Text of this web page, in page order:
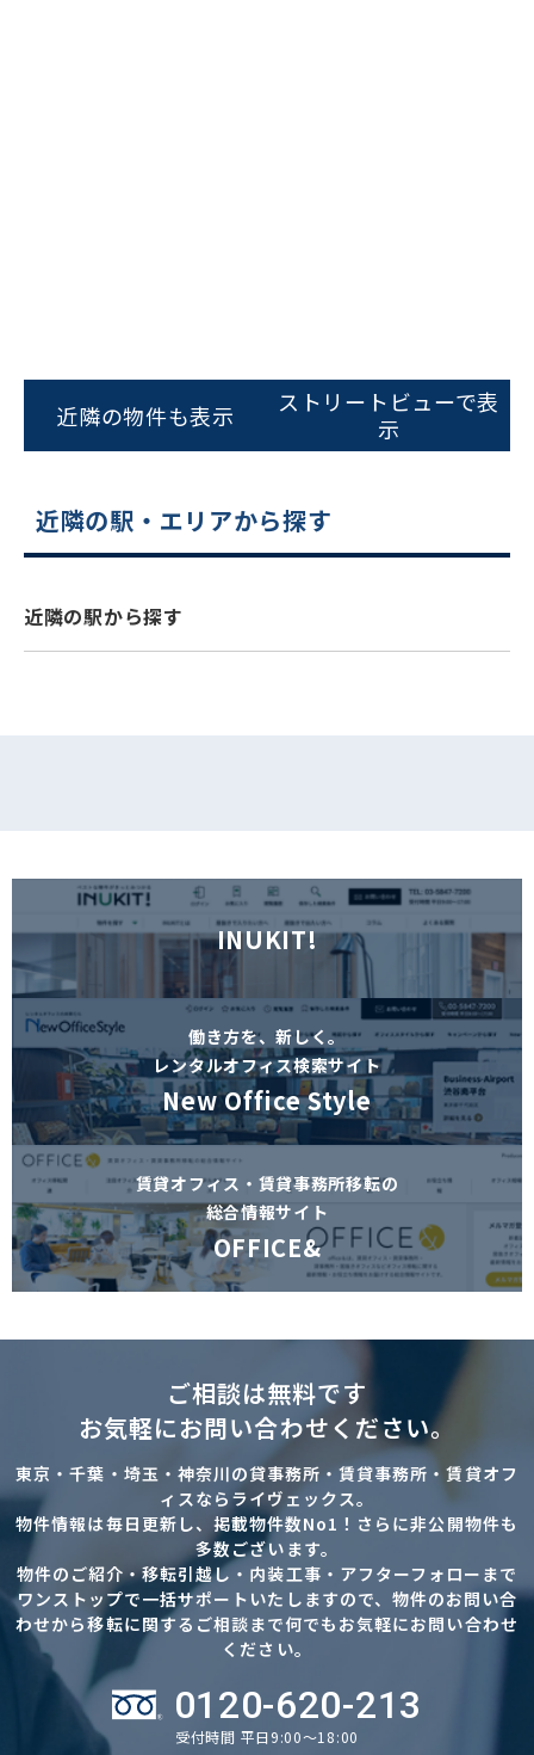
0120-620-213
平日 9:00〜18:00
電話でお問い合わせ
近隣の物件も表示
ストリートビューで表
示
近隣の駅・エリアから探す
近隣の駅から探す
INUKIT!
働き方を、新しく。
レンタルオフィス検索サイト
New Office Style
賃貸オフィス・賃貸事務所移転の
総合情報サイト
OFFICE&
ご相談は無料です
お気軽にお問い合わせください。
東京・千葉・埼玉・神奈川の貸事務所・賃貸事務所・賃貸オフ
ィスならライヴェックス。
物件情報は毎日更新し、掲載物件数No1！さらに非公開物件も
多数ございます。
物件のご紹介・移転引越し・内装工事・アフターフォローまで
ワンストップで一括サポートいたしますので、物件のお問い合
わせから移転に関するご相談まで何でもお気軽にお問い合わせ
ください。
0120-620-213
受付時間 平日9:00～18:00